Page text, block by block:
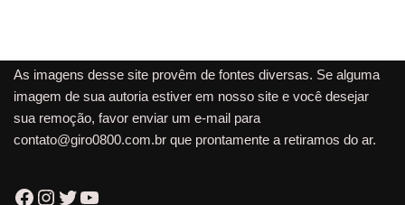
As imagens desse site provêm de fontes diversas. Se alguma
imagem de sua autoria estiver em nosso site e você desejar
sua remoção, favor enviar um e-mail para
contato@giro0800.com.br que prontamente a retiramos do ar.